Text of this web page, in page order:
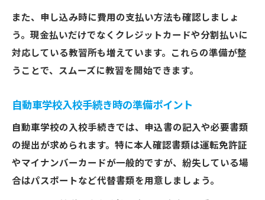
また、申し込み時に費用の支払い方法も確認しましょ
う。現金払いだけでなくクレジットカードや分割払いに
対応している教習所も増えています。これらの準備が整
うことで、スムーズに教習を開始できます。
自動車学校入校手続き時の準備ポイント
自動車学校の入校手続きでは、申込書の記入や必要書類
の提出が求められます。特に本人確認書類は運転免許証
やマイナンバーカードが一般的ですが、紛失している場
合はパスポートなど代替書類を用意しましょう。